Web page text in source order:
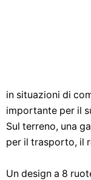
in situazioni di
importante per il
Sul terreno, una
per il trasporto, il
Un design a 8